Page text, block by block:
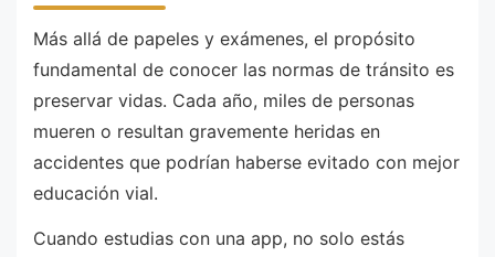
Más allá de papeles y exámenes, el propósito
fundamental de conocer las normas de tránsito es
preservar vidas. Cada año, miles de personas
mueren o resultan gravemente heridas en
accidentes que podrían haberse evitado con mejor
educación vial.
Cuando estudias con una app, no solo estás